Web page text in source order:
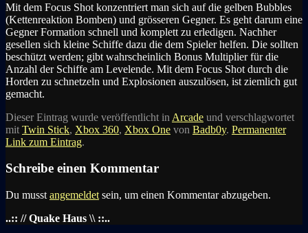
Mit dem Focus Shot konzentriert man sich auf die gelben Bubbles
(Kettenreaktion Bomben) und grösseren Gegner. Es geht darum eine
Gegner Formation schnell und komplett zu erledigen. Nachher
gesellen sich kleine Schiffe dazu die dem Spieler helfen. Die sollten
beschützt werden; gibt wahrscheinlich Bonus Multiplier für die
Anzahl der Schiffe am Levelende. Mit dem Focus Shot durch die
Horden zu schnetzeln und Explosionen auszulösen, ist ziemlich gut
gemacht.
Dieser Eintrag wurde veröffentlicht in Arcade und verschlagwortet
mit Twin Stick, Xbox 360, Xbox One von Badb0y. Permanenter
Link zum Eintrag.
Schreibe einen Kommentar
Du musst angemeldet sein, um einen Kommentar abzugeben.
..:: // Quake Haus \\ ::..